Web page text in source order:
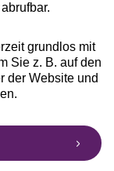
grundlos mit
Sie z. B. auf den
der Website und